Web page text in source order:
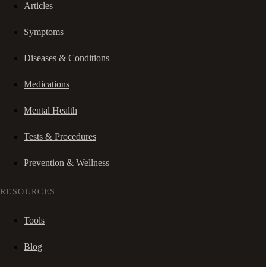
Articles
Symptoms
Diseases & Conditions
Medications
Mental Health
Tests & Procedures
Prevention & Wellness
RESOURCES
Tools
Blog